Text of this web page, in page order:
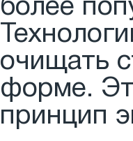
более
очищать
форме.
принцип